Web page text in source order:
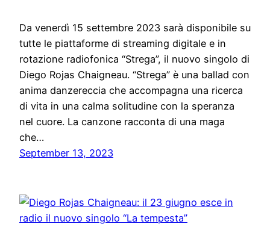
Da venerdì 15 settembre 2023 sarà disponibile su
tutte le piattaforme di streaming digitale e in
rotazione radiofonica “Strega”, il nuovo singolo di
Diego Rojas Chaigneau. “Strega” è una ballad con
anima danzereccia che accompagna una ricerca
di vita in una calma solitudine con la speranza
nel cuore. La canzone racconta di una maga
che…
September 13, 2023